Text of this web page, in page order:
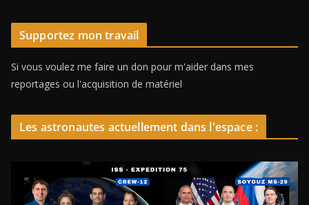
Supportez mon travail
Si vous voulez me faire un don pour m'aider dans mes
reportages ou l'acquisition de matériel
Les astronautes actuellement dans l'espace :